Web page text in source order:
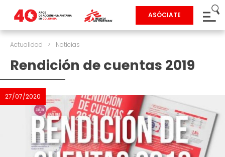
ASÓCIATE
Actualidad > Noticias
Rendición de cuentas 2019
27/07/2020